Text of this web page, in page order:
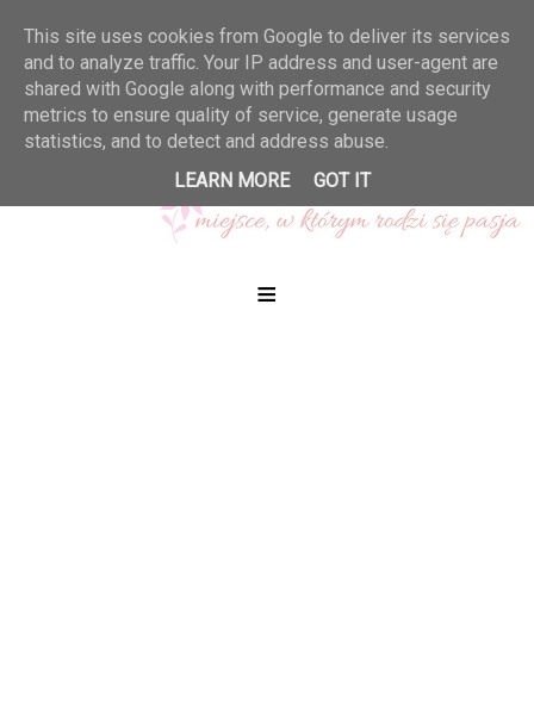
≡
This site uses cookies from Google to deliver its services
and to analyze traffic. Your IP address and user-agent are
shared with Google along with performance and security
metrics to ensure quality of service, generate usage
statistics, and to detect and address abuse.
LEARN MORE
GOT IT